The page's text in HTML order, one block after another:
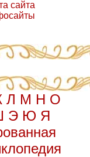
сайта
Л М Н О
Э Ю Я